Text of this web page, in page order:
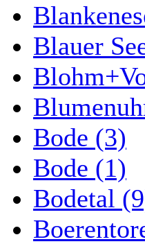
Blauer
Bode (3)
Bode (1)
Bodetal